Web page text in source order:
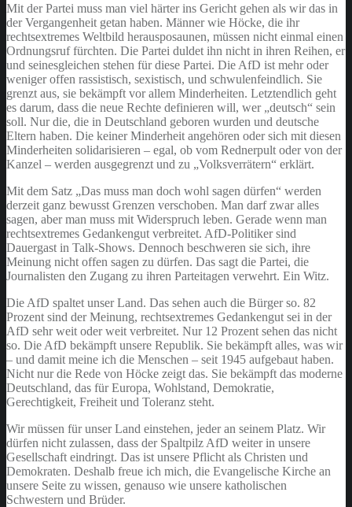
Mit der Partei muss man viel härter ins Gericht gehen als wir das in
der Vergangenheit getan haben. Männer wie Höcke, die ihr
rechtsextremes Weltbild herausposaunen, müssen nicht einmal einen
Ordnungsruf fürchten. Die Partei duldet ihn nicht in ihren Reihen, er
und seinesgleichen stehen für diese Partei. Die AfD ist mehr oder
weniger offen rassistisch, sexistisch, und schwulenfeindlich. Sie
grenzt aus, sie bekämpft vor allem Minderheiten. Letztendlich geht
es darum, dass die neue Rechte definieren will, wer „deutsch“ sein
soll. Nur die, die in Deutschland geboren wurden und deutsche
Eltern haben. Die keiner Minderheit angehören oder sich mit diesen
Minderheiten solidarisieren – egal, ob vom Rednerpult oder von der
Kanzel – werden ausgegrenzt und zu „Volksverrätern“ erklärt.
Mit dem Satz „Das muss man doch wohl sagen dürfen“ werden
derzeit ganz bewusst Grenzen verschoben. Man darf zwar alles
sagen, aber man muss mit Widerspruch leben. Gerade wenn man
rechtsextremes Gedankengut verbreitet. AfD-Politiker sind
Dauergast in Talk-Shows. Dennoch beschweren sie sich, ihre
Meinung nicht offen sagen zu dürfen. Das sagt die Partei, die
Journalisten den Zugang zu ihren Parteitagen verwehrt. Ein Witz.
Die AfD spaltet unser Land. Das sehen auch die Bürger so. 82
Prozent sind der Meinung, rechtsextremes Gedankengut sei in der
AfD sehr weit oder weit verbreitet. Nur 12 Prozent sehen das nicht
so. Die AfD bekämpft unsere Republik. Sie bekämpft alles, was wir
– und damit meine ich die Menschen – seit 1945 aufgebaut haben.
Nicht nur die Rede von Höcke zeigt das. Sie bekämpft das moderne
Deutschland, das für Europa, Wohlstand, Demokratie,
Gerechtigkeit, Freiheit und Toleranz steht.
Wir müssen für unser Land einstehen, jeder an seinem Platz. Wir
dürfen nicht zulassen, dass der Spaltpilz AfD weiter in unsere
Gesellschaft eindringt. Das ist unsere Pflicht als Christen und
Demokraten. Deshalb freue ich mich, die Evangelische Kirche an
unsere Seite zu wissen, genauso wie unsere katholischen
Schwestern und Brüder.